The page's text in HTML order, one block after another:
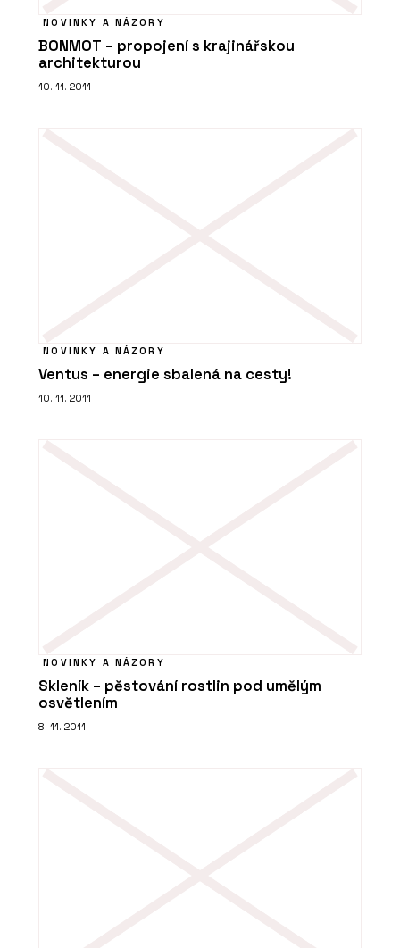
NOVINKY A NÁZORY
BONMOT – propojení s krajinářskou
architekturou
10. 11. 2011
NOVINKY A NÁZORY
Ventus – energie sbalená na cesty!
10. 11. 2011
NOVINKY A NÁZORY
Skleník – pěstování rostlin pod umělým
osvětlením
8. 11. 2011